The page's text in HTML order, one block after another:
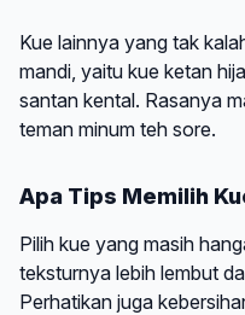
Kue lainnya yang tak
mandi, yaitu kue ketan
santan kental. Rasanya
teman minum teh sore.
Apa Tips Memilih
Pilih kue yang masih
teksturnya lebih lembut
Perhatikan juga